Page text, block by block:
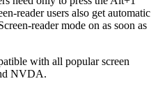
reader users also get automatic
reader mode on as soon as
with all popular screen
NVDA.